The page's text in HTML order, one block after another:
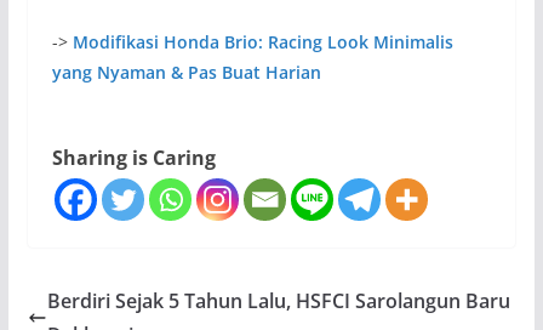
-> Modifikasi Honda Brio: Racing Look Minimalis
yang Nyaman & Pas Buat Harian
Sharing is Caring
Berdiri Sejak 5 Tahun Lalu, HSFCI Sarolangun Baru